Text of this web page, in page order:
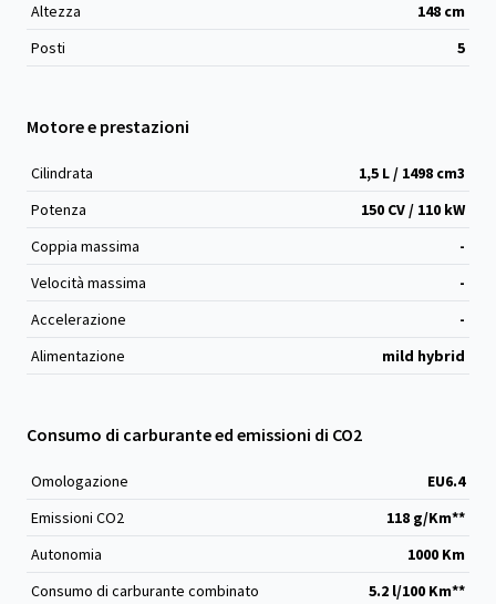
Altezza
148 cm
Posti
5
Motore e prestazioni
Cilindrata 1,5 L / 1498 cm3
Potenza
150 CV / 110 kW
Coppia massima
-
Velocità massima
-
Accelerazione
-
Alimentazione
mild hybrid
Consumo di carburante ed emissioni di CO2
Omologazione
EU6.4
Emissioni CO2
118 g/Km**
Autonomia
1000 Km
Consumo di carburante combinato
5.2 l/100 Km**